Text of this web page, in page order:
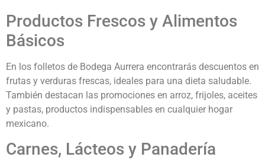
Productos Frescos y Alimentos
Básicos
En los folletos de Bodega Aurrera encontrarás descuentos en
frutas y verduras frescas, ideales para una dieta saludable.
También destacan las promociones en arroz, frijoles, aceites
y pastas, productos indispensables en cualquier hogar
mexicano.
Carnes, Lácteos y Panadería